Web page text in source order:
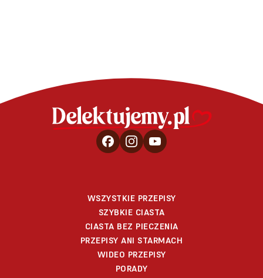
WSZYSTKIE PRZEPISY
SZYBKIE CIASTA
CIASTA BEZ PIECZENIA
PRZEPISY ANI STARMACH
WIDEO PRZEPISY
PORADY